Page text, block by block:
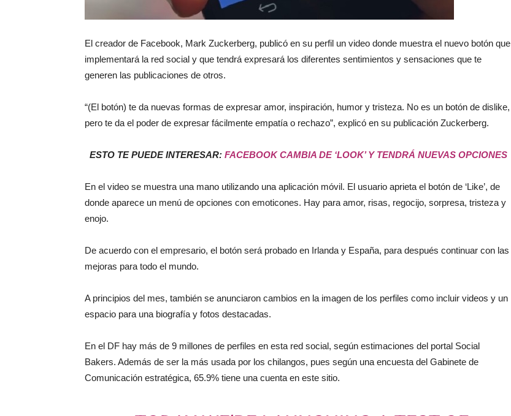
El creador de Facebook, Mark Zuckerberg, publicó en su perfil un video donde muestra el nuevo botón que
implementará la red social y que tendrá expresará los diferentes sentimientos y sensaciones que te
generen las publicaciones de otros.
“(El botón) te da nuevas formas de expresar amor, inspiración, humor y tristeza. No es un botón de dislike,
pero te da el poder de expresar fácilmente empatía o rechazo”, explicó en su publicación Zuckerberg.
ESTO TE PUEDE INTERESAR: FACEBOOK CAMBIA DE ‘LOOK’ Y TENDRÁ NUEVAS OPCIONES
En el video se muestra una mano utilizando una aplicación móvil. El usuario aprieta el botón de ‘Like’, de
donde aparece un menú de opciones con emoticones. Hay para amor, risas, regocijo, sorpresa, tristeza y
enojo.
De acuerdo con el empresario, el botón será probado en Irlanda y España, para después continuar con las
mejoras para todo el mundo.
A principios del mes, también se anunciaron cambios en la imagen de los perfiles como incluir videos y un
espacio para una biografía y fotos destacadas.
En el DF hay más de 9 millones de perfiles en esta red social, según estimaciones del portal Social
Bakers. Además de ser la más usada por los chilangos, pues según una encuesta del Gabinete de
Comunicación estratégica, 65.9% tiene una cuenta en este sitio.